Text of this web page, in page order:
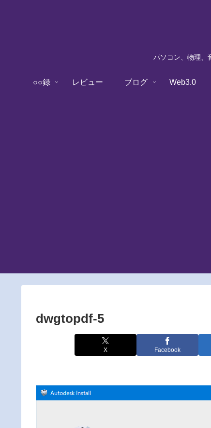
パソコン、物理、
○○録 レビュー ブログ Web3.0
dwgtopdf-5
X Facebook